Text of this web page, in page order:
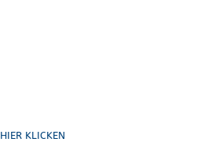
HIER KLICKEN